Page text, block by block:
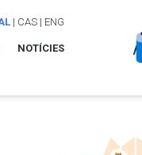
| CAS| ENG
NOTÍCIES